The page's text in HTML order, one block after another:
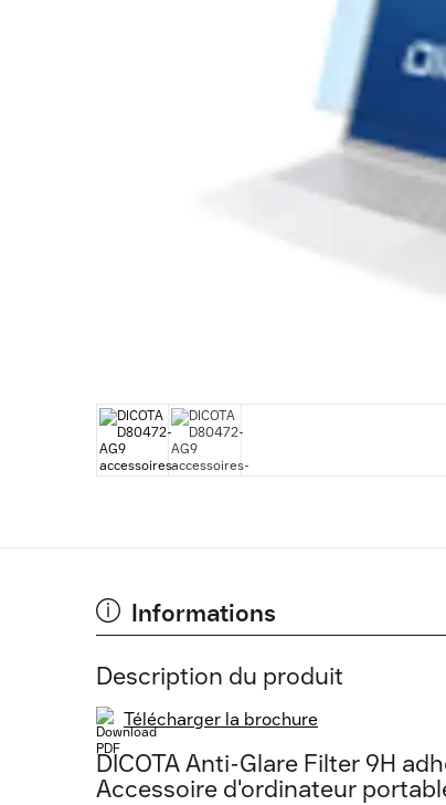
Informations
Description du produit
Télécharger la brochure
DICOTA Anti-Glare Filter 9H
Accessoire d'ordinateur